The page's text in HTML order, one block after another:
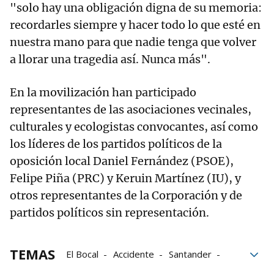
"solo hay una obligación digna de su memoria:
recordarles siempre y hacer todo lo que esté en
nuestra mano para que nadie tenga que volver
a llorar una tragedia así. Nunca más".
En la movilización han participado
representantes de las asociaciones vecinales,
culturales y ecologistas convocantes, así como
los líderes de los partidos políticos de la
oposición local Daniel Fernández (PSOE),
Felipe Piña (PRC) y Keruin Martínez (IU), y
otros representantes de la Corporación y de
partidos políticos sin representación.
TEMAS El Bocal Accidente
Santander